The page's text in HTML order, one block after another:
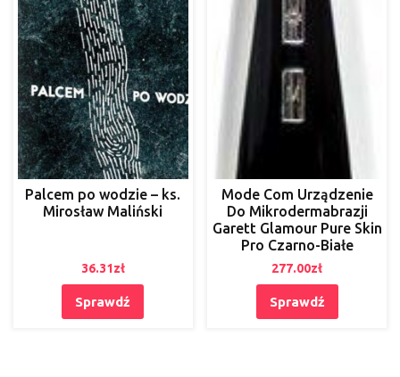
Palcem po wodzie – ks.
Mirosław Maliński
36.31zł
Sprawdź
Mode Com Urządzenie
Do Mikrodermabrazji
Garett Glamour Pure Skin
Pro Czarno-Białe
277.00zł
Sprawdź